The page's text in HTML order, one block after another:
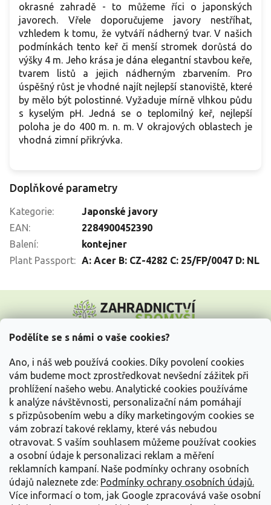
Podělíte se s námi o vaše cookies?
Ano, i náš web používá cookies. Díky povolení cookies
vám budeme moct zprostředkovat nevšední zážitek při
prohlížení našeho webu. Analytické cookies používáme
k analýze návštěvnosti, personalizační nám pomáhají
s přizpůsobením webu a díky marketingovým cookies se
vám zobrazí takové reklamy, které vás nebudou
otravovat. S vaším souhlasem můžeme používat cookies
a osobní údaje k personalizaci reklam a měření
reklamních kampaní. Naše podmínky ochrany osobních
údajů naleznete zde: Podmínky ochrany osobních údajů.
Více informací o tom, jak Google zpracovává vaše osobní
okrasné zahradě - to můžeme říci o japonských
javorech. Vřele doporučujeme javory nestříhat,
vzhledem k tomu, že vytváří nádherný tvar. V našich
podmínkách tento keř či menší stromek dorůstá do
výšky 4 m. Jeho krása je dána elegantní stavbou keře,
tvarem listů a jejich nádherným zbarvením. Pro
úspěšný růst je vhodné najít nejlepší stanoviště, které
by mělo být polostinné. Vyžaduje mírně vlhkou půdu
s kyselým pH. Jedná se o teplomilný keř, nejlepší
poloha je do 400 m. n. m. V okrajových oblastech je
vhodná zimní přikrývka.
Doplňkové parametry
Kategorie:
Japonské javory
EAN:
2284900452390
Balení:
kontejner
Plant Passport: A: Acer B: CZ-4282 C: 25/FP/0047 D: NL
p
Vše o nákupu
Informace pro Vás
Kontakujte nás